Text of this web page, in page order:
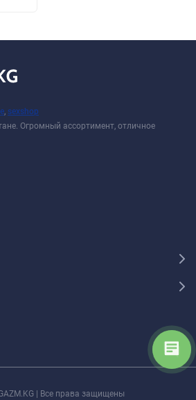
sexshop
Огромный ассортимент, отличное
| Все права защищены